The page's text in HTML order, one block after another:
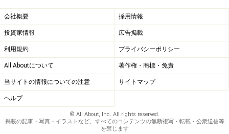
塩こしょうで味を調える。
会社概要 採用情報
投資家情報 広告掲載
利用規約 プライバシーポリシー
All Aboutについて 著作権・商標・免責
当サイトの情報についての注意 サイトマップ
ヘルプ
© All About, Inc. All rights reserved.
掲載の記事・写真・イラストなど、すべてのコンテンツの無断複写・転載・公衆送信等
を禁じます